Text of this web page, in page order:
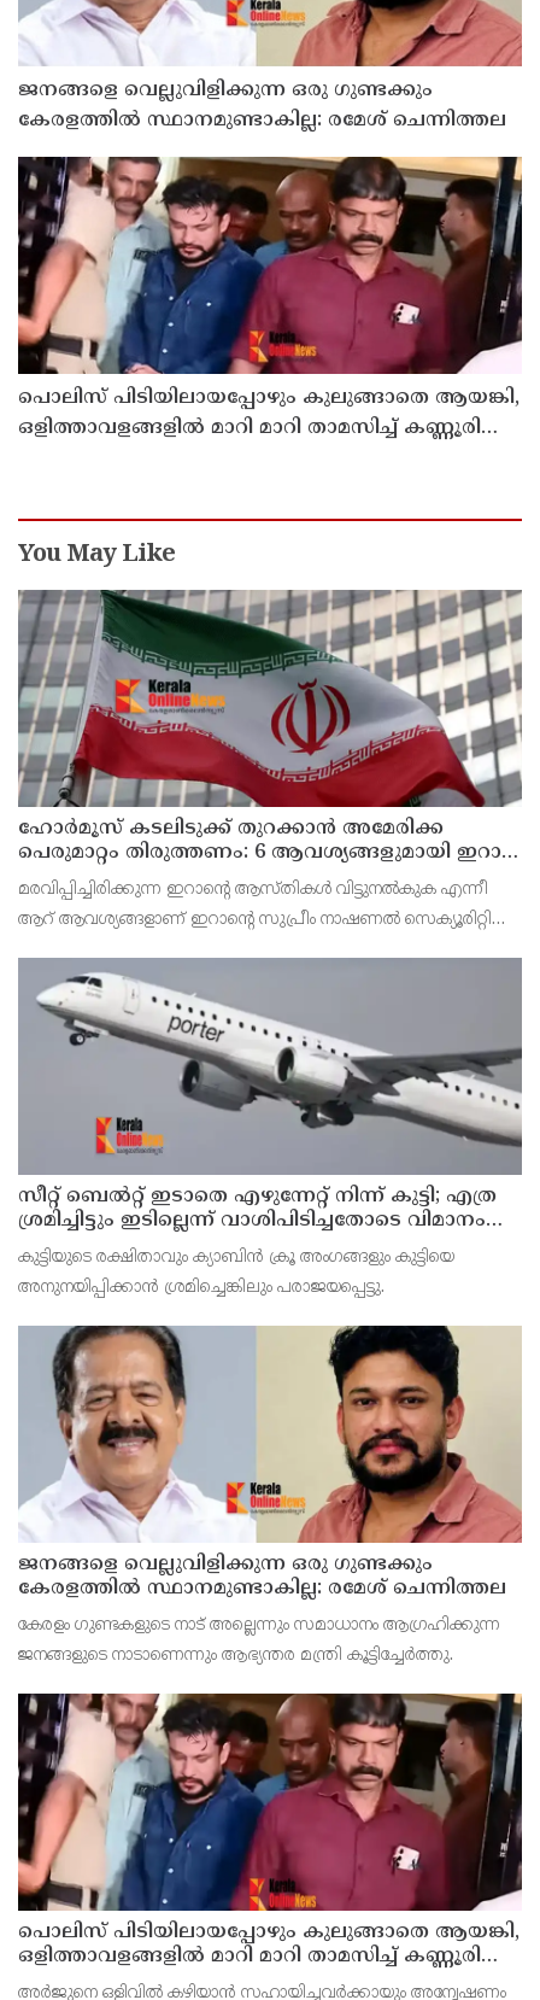
ജനങ്ങളെ വെല്ലുവിളിക്കുന്ന ഒരു ഗുണ്ടക്കും
കേരളത്തില്‍ സ്ഥാനമുണ്ടാകില്ല: രമേശ് ചെന്നിത്തല
പൊലിസ് പിടിയിലായപ്പോഴും കുലുങ്ങാതെ ആയങ്കി,
ഒളിത്താവളങ്ങളില്‍ മാറി മാറി താമസിച്ച് കണ്ണൂരിലെ
You May Like
ഹോര്‍മൂസ് കടലിടുക്ക് തുറക്കാന്‍ അമേരിക്ക
പെരുമാറ്റം തിരുത്തണം: 6 ആവശ്യങ്ങളുമായി ഇറാന്‍
ദേശീയ സുരക്ഷാ കൗണ്‍സില്‍
മരവിപ്പിച്ചിരിക്കുന്ന ഇറാന്റെ ആസ്തികള്‍ വിട്ടുനല്‍കുക എന്നീ
ആറ് ആവശ്യങ്ങളാണ് ഇറാന്റെ സുപ്രീം നാഷണല്‍ സെക്യൂരിറ്റി
സീറ്റ് ബെല്‍റ്റ് ഇടാതെ എഴുന്നേറ്റ് നിന്ന് കുട്ടി; എത്ര
ശ്രമിച്ചിട്ടും ഇടില്ലെന്ന് വാശിപിടിച്ചതോടെ വിമാനം
റദ്ദാക്കി
കുട്ടിയുടെ രക്ഷിതാവും ക്യാബിന്‍ ക്രൂ അംഗങ്ങളും കുട്ടിയെ
അനുനയിപ്പിക്കാന്‍ ശ്രമിച്ചെങ്കിലും പരാജയപ്പെട്ടു.
ജനങ്ങളെ വെല്ലുവിളിക്കുന്ന ഒരു ഗുണ്ടക്കും
കേരളത്തില്‍ സ്ഥാനമുണ്ടാകില്ല: രമേശ് ചെന്നിത്തല
കേരളം ഗുണ്ടകളുടെ നാട് അല്ലെന്നും സമാധാനം ആഗ്രഹിക്കുന്ന
ജനങ്ങളുടെ നാടാണെന്നും ആഭ്യന്തര മന്ത്രി കൂട്ടിച്ചേര്‍ത്തു.
പൊലിസ് പിടിയിലായപ്പോഴും കുലുങ്ങാതെ ആയങ്കി,
ഒളിത്താവളങ്ങളില്‍ മാറി മാറി താമസിച്ച് കണ്ണൂരിലെ
ക്വട്ടേഷന്‍ നേതാവ്
അര്‍ജുനെ ഒളിവില്‍ കഴിയാന്‍ സഹായിച്ചവര്‍ക്കായും അന്വേഷണം